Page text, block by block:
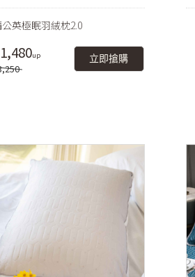
英極眠羽絨枕2.0
立即搶購